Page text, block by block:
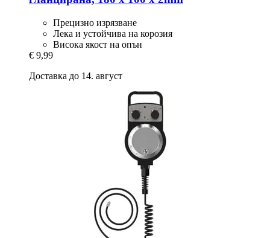
Прецизно изрязване
Лека и устойчива на корозия
Висока якост на опън
€ 9,99
Доставка до 14. август